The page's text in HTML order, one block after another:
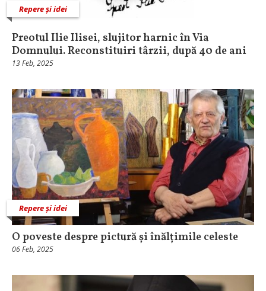
Repere și idei
Preotul Ilie Ilisei, slujitor harnic în Via
Domnului. Reconstituiri târzii, după 40 de ani
13 Feb, 2025
Repere și idei
O poveste despre pictură și înălțimile celeste
06 Feb, 2025